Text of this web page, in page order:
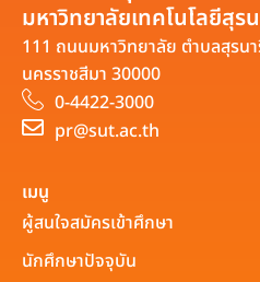
มหาวิทยาลัยเทคโนโลยีสุร
111 ถนนมหาวิทยาลัย ตำบลสุรน
นครราชสีมา 30000
0-4422-3000
pr@sut.ac.th
เมนู
ผู้สนใจสมัครเข้าศึกษา
นักศึกษาปัจจุบัน